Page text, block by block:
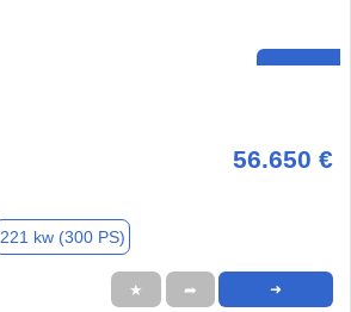
56.650 €
221 kw (300 PS)
★ ➦ ➜